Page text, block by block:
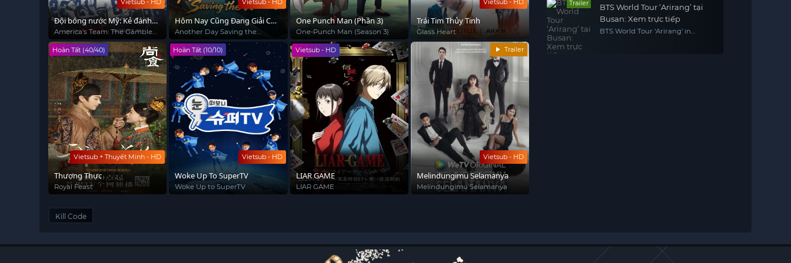
Đội bóng nước Mỹ: Kẻ đánh
cược và đội Cowboys
America's Team: The Gambler
and His Cowboys
Hôm Nay Cũng Đang Giải Cứu
Thế Giới
Another Day Saving the
World
One Punch Man (Phần 3)
One-Punch Man (Season 3)
Trái Tim Thủy Tinh
Glass Heart
Vietsub + Thuyết Minh - HD
Hoàn Tất (40/40)
Thượng Thực
Royal Feast
Vietsub - HD
Hoàn Tất (10/10)
Woke Up To SuperTV
Woke Up to SuperTV
Vietsub - HD
LIAR GAME
LIAR GAME
Vietsub - HD
Trailer
Melindungimu Selamanya
Melindungimu Selamanya
Kill Code
Trailer
BTS World Tour ‘Arirang’ tại
Busan: Xem trực tiếp
BTS World Tour ‘Arirang’ in